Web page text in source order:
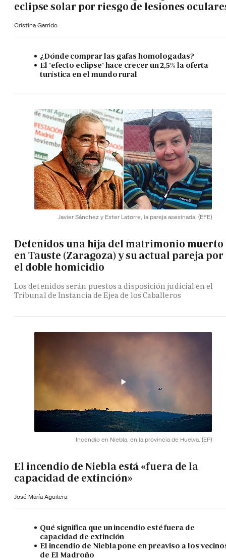
eclipse solar por riesgo de lesiones
Cristina Garrido
¿Dónde comprar las gafas homologadas?
El 'efecto eclipse' hace crecer un 2,5% la oferta
turística en el mundo rural
Javier Sánchez y Ester Latorre, la pareja asesinada. (EFE)
Detenidos una hija del matrimonio muerto
en Tauste (Zaragoza) y su actual pareja por
el doble homicidio
Los detenidos serán puestos a disposición judicial en el
Tribunal de Instancia de Ejea de los Caballeros
Incendio en Niebla, en la provincia de Huelva. (EP)
El incendio de Niebla está «fuera de la
capacidad de extinción»
José María Aguilera
Qué significa que un incendio esté fuera de
capacidad de extinción
El incendio de Niebla pone en preaviso a los
de El Madroño